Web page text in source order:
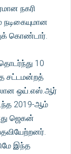
நகரி
கொண்டார்.
தொடர்ந்து 10
சட்டமன்றத்
ஒய்.எஸ்.ஆர்
2019-ஆம்
ஜெகன்
இந்த